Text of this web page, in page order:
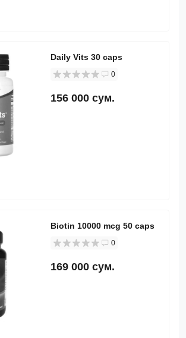
Daily Vits 30 caps
0
156 000 сум.
Biotin 10000 mcg 50 caps
0
169 000 сум.